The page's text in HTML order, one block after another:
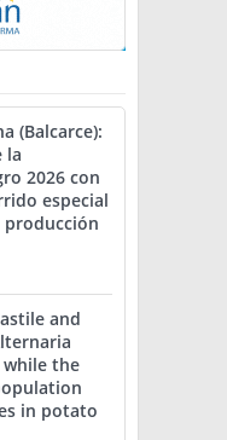
(Balcarce):
la
2026 con
especial
producción
and
while the
in potato